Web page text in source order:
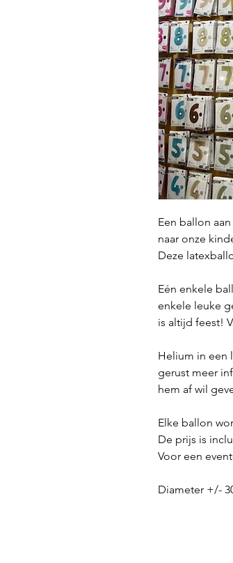
Een ballon
naar onze
Deze
Eén enkele
enkele leuke
is altijd feest!
Helium in een
gerust meer
hem af wil
Elke ballon
De prijs is
Voor een
Diameter +/-